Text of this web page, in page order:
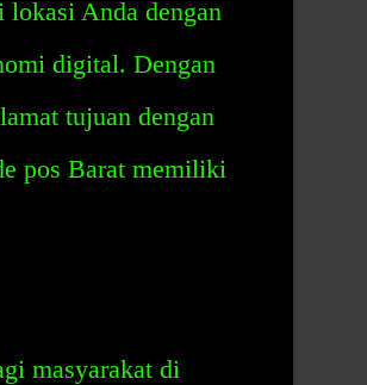
Anda dengan
digital. Dengan
tujuan dengan
pos Barat memiliki
masyarakat di